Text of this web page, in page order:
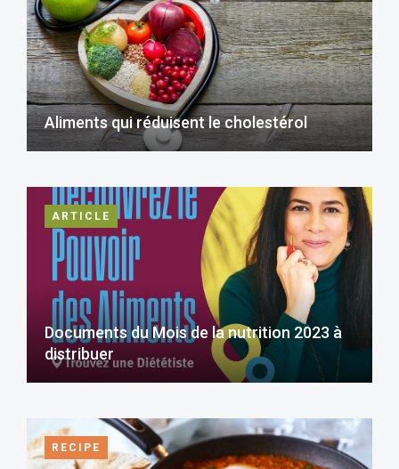
Aliments qui réduisent le cholestérol
ARTICLE
Documents du Mois de la nutrition 2023 à
distribuer
RECIPE